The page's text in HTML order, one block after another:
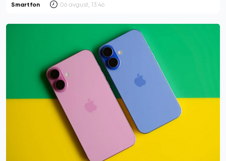
Smartfon 06 avgust, 13:46